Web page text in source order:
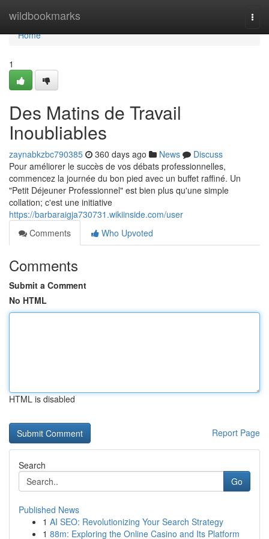
wildbookmarks
Home
Home
1
Des Matins de Travail
Inoubliables
zaynabkzbc790385 360 days ago News
Discuss
Pour améliorer le succès de vos débats professionnelles,
commencez la journée du bon pied avec un buffet raffiné. Un
"Petit Déjeuner Professionnel" est bien plus qu'une simple
collation; c'est une initiative
https://barbaraigja730731.wikiinside.com/user
Comments
Who Upvoted
Comments
Submit a Comment
No HTML
HTML is disabled
Report Page
Search
Go
Published News
1 AI SEO: Revolutionizing Your Search Strategy
1 88m: Exploring the Online Casino and Its Platform